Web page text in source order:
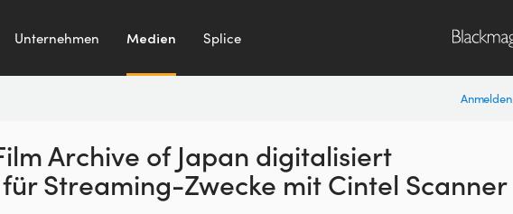
Unternehmen Medien Splice
Anmelden
Archive of Japan digitalisiert
Streaming-Zwecke mit Cintel Scanner